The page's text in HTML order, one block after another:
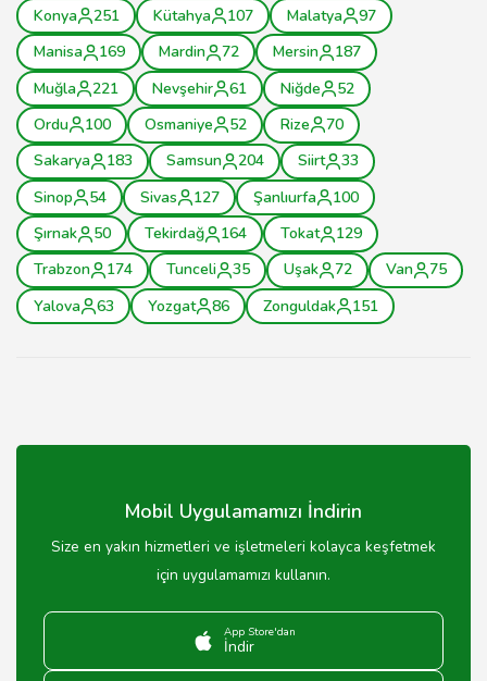
Konya
251 Kütahya 107 Malatya
97
Manisa
169 Mardin 72 Mersin
187
Muğla
221 Nevşehir 61 Niğde
52
Ordu
100 Osmaniye 52 Rize
70
Sakarya
183 Samsun 204 Siirt
33
Sinop
54 Sivas 127 Şanlıurfa
100
Şırnak
50 Tekirdağ 164 Tokat
129
Trabzon
174 Tunceli 35 Uşak 72 Van
75
Yalova
63 Yozgat 86 Zonguldak 151
Mobil Uygulamamızı İndirin
Size en yakın hizmetleri ve işletmeleri kolayca keşfetmek
için uygulamamızı kullanın.
App Store'dan
İndir